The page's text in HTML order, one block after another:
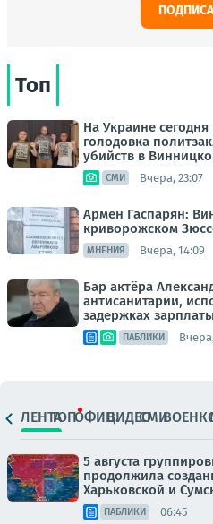
Топ
На Украине
голодовка
убийств в
СМИ Вчера, 23:07
Армен Гаспарян:
криворожском
МНЕНИЯ Вчера, 14:09
Бар актёра
антисанитарии,
задержках зарплаты
ПАБЛИКИ
ЛЕНТАТОПОФИЦ.ВИДЕОСМИ
5 августа
продолжила
Харьковской и
ПАБЛИКИ 06:45